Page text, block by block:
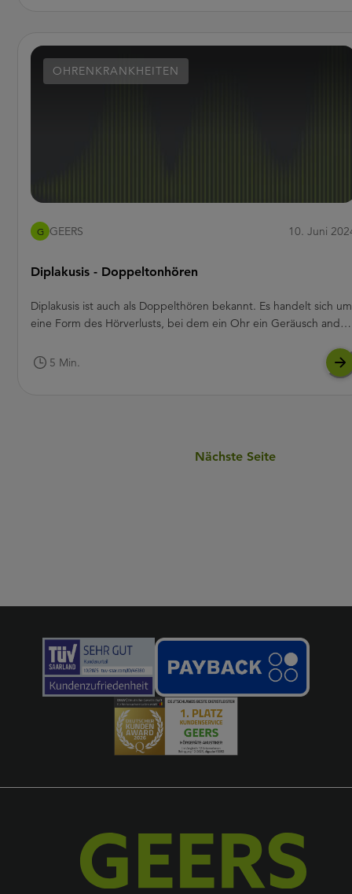
OHRENKRANKHEITEN
G GEERS 10. Juni
Diplakusis - Doppeltonhören
Diplakusis ist auch als Doppelthören bekannt. Es handelt sich um
eine Form des Hörverlusts, bei dem ein Ohr ein Geräusch
wahrgenommene Geräusch. Wenn Sie unter Doppelthören
leiden, nehmen Sie zwei unterschiedliche Töne mit
5 Min.
Nächste Seite